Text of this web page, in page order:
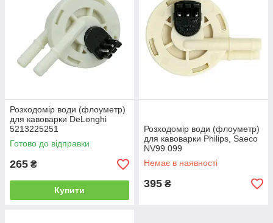
Розходомір води (флоуметр)
для кавоварки DeLonghi
5213225251
Готово до відправки
265 ₴
Купити
Розходомір води (флоуметр)
для кавоварки Philips, Saeco
NV99.099
Немає в наявності
395 ₴